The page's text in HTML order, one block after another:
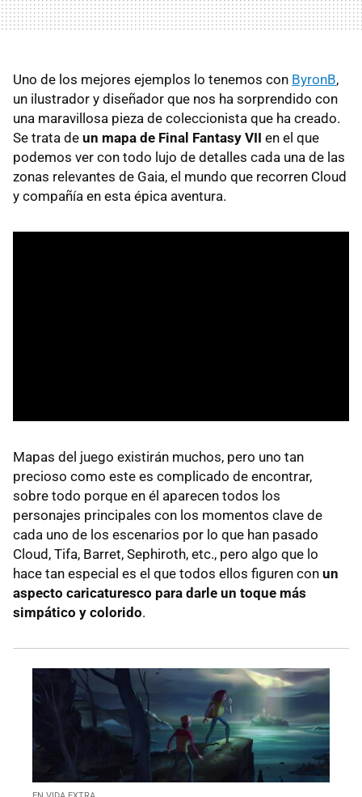
Uno de los mejores ejemplos lo tenemos con ByronB,
un ilustrador y diseñador que nos ha sorprendido con
una maravillosa pieza de coleccionista que ha creado.
Se trata de un mapa de Final Fantasy VII en el que
podemos ver con todo lujo de detalles cada una de las
zonas relevantes de Gaia, el mundo que recorren Cloud
y compañía en esta épica aventura.
Mapas del juego existirán muchos, pero uno tan
precioso como este es complicado de encontrar,
sobre todo porque en él aparecen todos los
personajes principales con los momentos clave de
cada uno de los escenarios por lo que han pasado
Cloud, Tifa, Barret, Sephiroth, etc., pero algo que lo
hace tan especial es el que todos ellos figuren con un
aspecto caricaturesco para darle un toque más
simpático y colorido.